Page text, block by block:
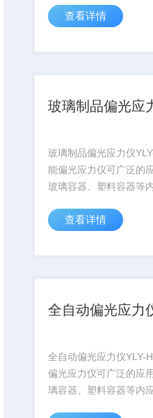
量两种试验模式，利用偏
的测量出玻璃内应力数
查看详情
玻璃制品偏光应
玻璃制品偏光应力仪
能偏光应力仪可广泛的
玻璃容器、塑料容器等内
定量两种试验模式，利用
确的测量出玻璃内应力
查看详情
全自动偏光应力
全自动偏光应力仪YLY-
偏光应力仪可广泛的应
璃容器、塑料容器等内应